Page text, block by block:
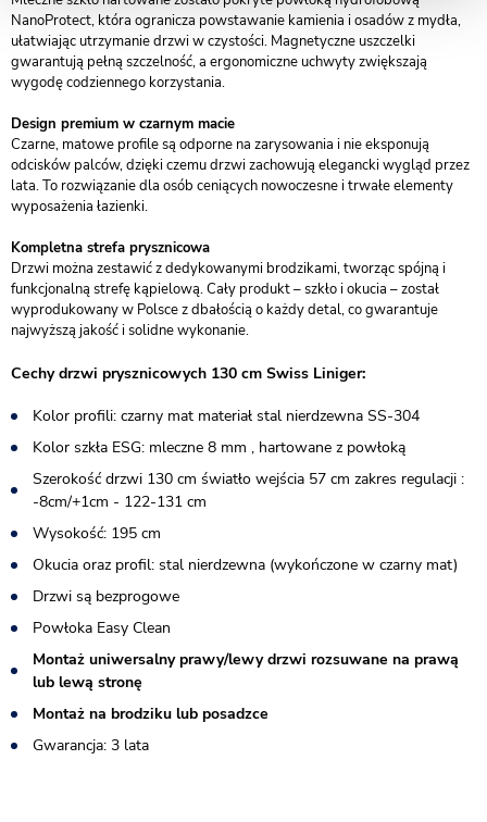
NanoProtect, która ogranicza powstawanie kamienia i osadów z mydła,
ułatwiając utrzymanie drzwi w czystości. Magnetyczne uszczelki
gwarantują pełną szczelność, a ergonomiczne uchwyty zwiększają
wygodę codziennego korzystania.
Design premium w czarnym macie
Czarne, matowe profile są odporne na zarysowania i nie eksponują
odcisków palców, dzięki czemu drzwi zachowują elegancki wygląd przez
lata. To rozwiązanie dla osób ceniących nowoczesne i trwałe elementy
wyposażenia łazienki.
Kompletna strefa prysznicowa
Drzwi można zestawić z dedykowanymi brodzikami, tworząc spójną i
funkcjonalną strefę kąpielową. Cały produkt – szkło i okucia – został
wyprodukowany w Polsce z dbałością o każdy detal, co gwarantuje
najwyższą jakość i solidne wykonanie.
Cechy drzwi prysznicowych 130 cm Swiss Liniger:
Kolor profili: czarny mat materiał stal nierdzewna SS-304
Kolor szkła ESG: mleczne 8 mm , hartowane z powłoką
Szerokość drzwi 130 cm światło wejścia 57 cm zakres regulacji :
-8cm/+1cm - 122-131 cm
Wysokość: 195 cm
Okucia oraz profil: stal nierdzewna (wykończone w czarny mat)
Drzwi są bezprogowe
Powłoka Easy Clean
Montaż uniwersalny prawy/lewy drzwi rozsuwane na prawą
lub lewą stronę
Montaż na brodziku lub posadzce
Gwarancja: 3 lata